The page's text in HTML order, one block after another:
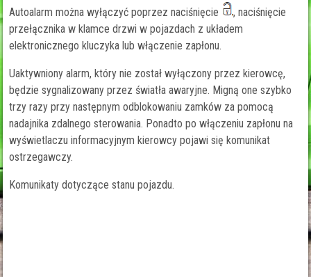
Autoalarm można wyłączyć poprzez naciśnięcie
, naciśnięcie
przełącznika w klamce drzwi w pojazdach z układem
elektronicznego kluczyka lub włączenie zapłonu.
Uaktywniony alarm, który nie został wyłączony przez kierowcę,
będzie sygnalizowany przez światła awaryjne. Migną one szybko
trzy razy przy następnym odblokowaniu zamków za pomocą
nadajnika zdalnego sterowania. Ponadto po włączeniu zapłonu na
wyświetlaczu informacyjnym kierowcy pojawi się komunikat
ostrzegawczy.
Komunikaty dotyczące stanu pojazdu.